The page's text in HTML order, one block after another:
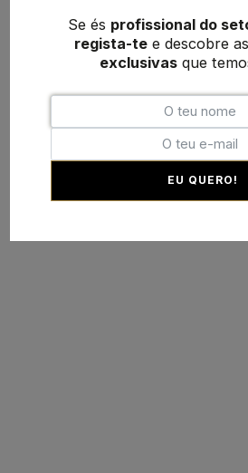
Desenvolvimento:
Se és profissional do
regista-te e descobre as
exclusivasque
EU QUERO!